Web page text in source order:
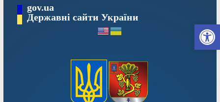
вмісту
gov.ua
Державні сайти України